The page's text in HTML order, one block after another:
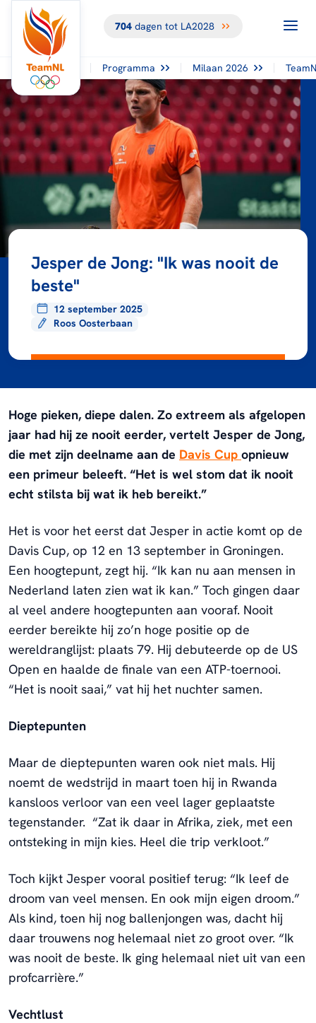
704dagen tot LA2028
Programma Milaan 2026
Jesper de Jong: "Ik was nooit de
beste"
12 september 2025
Roos Oosterbaan
Hoge pieken, diepe dalen. Zo extreem als afgelopen
jaar had hij ze nooit eerder, vertelt Jesper de Jong,
die met zijn deelname aan de Davis Cup opnieuw
een primeur beleeft. “Het is wel stom dat ik nooit
echt stilsta bij wat ik heb bereikt.”
Het is voor het eerst dat Jesper in actie komt op de
Davis Cup, op 12 en 13 september in Groningen.
Een hoogtepunt, zegt hij. “Ik kan nu aan mensen in
Nederland laten zien wat ik kan.” Toch gingen daar
al veel andere hoogtepunten aan vooraf. Nooit
eerder bereikte hij zo’n hoge positie op de
wereldranglijst: plaats 79. Hij debuteerde op de US
Open en haalde de finale van een ATP-toernooi.
“Het is nooit saai,” vat hij het nuchter samen.
Dieptepunten
Maar de dieptepunten waren ook niet mals. Hij
noemt de wedstrijd in maart toen hij in Rwanda
kansloos verloor van een veel lager geplaatste
tegenstander. “Zat ik daar in Afrika, ziek, met een
ontsteking in mijn kies. Heel die trip verkloot.”
Toch kijkt Jesper vooral positief terug: “Ik leef de
droom van veel mensen. En ook mijn eigen droom.”
Als kind, toen hij nog ballenjongen was, dacht hij
daar trouwens nog helemaal niet zo groot over. “Ik
was nooit de beste. Ik ging helemaal niet uit van een
profcarrière.”
Vechtlust